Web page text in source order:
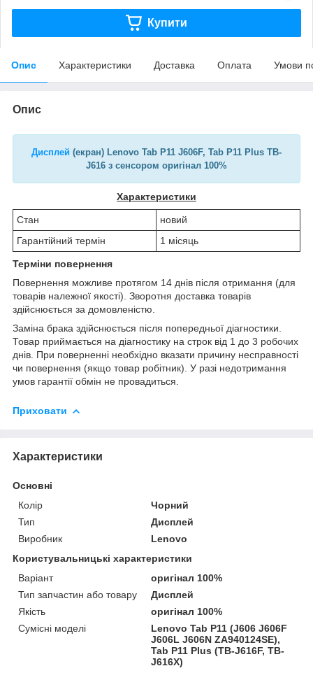
Купити
Опис Характеристики Доставка Оплата Умови
Опис
Дисплей (екран) Lenovo Tab P11 J606F, Tab P11 Plus TB-
J616 з сенсором оригінал 100%
Характеристики
Стан
новий
Гарантійний термін
1 місяць
Терміни повернення
Повернення можливе протягом 14 днів після отримання (для
товарів належної якості). Зворотня доставка товарів
здійснюється за домовленістю.
Заміна брака здійснюється після попередньої діагностики.
Товар приймається на діагностику на строк від 1 до 3 робочих
днів. При поверненні необхідно вказати причину несправності
чи повернення (якщо товар робітник). У разі недотримання
умов гарантії обмін не провадиться.
Приховати
Характеристики
Основні
Колір
Чорний
Тип
Дисплей
Виробник
Lenovo
Користувальницькі характеристики
Варіант
оригінал 100%
Тип запчастин або товару
Дисплей
Якість
оригінал 100%
Сумісні моделі
Lenovo Tab P11 (J606 J606F
J606L J606N ZA940124SE),
Tab P11 Plus (TB-J616F, TB-
J616X)